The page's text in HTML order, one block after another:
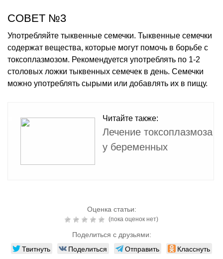
СОВЕТ №3
Употребляйте тыквенные семечки. Тыквенные семечки
содержат вещества, которые могут помочь в борьбе с
токсоплазмозом. Рекомендуется употреблять по 1-2
столовых ложки тыквенных семечек в день. Семечки
можно употреблять сырыми или добавлять их в пищу.
Читайте также:
Лечение токсоплазмоза
у беременных
Оценка статьи:
(пока оценок нет)
Поделиться с друзьями:
Твитнуть Поделиться Отправить Класснуть